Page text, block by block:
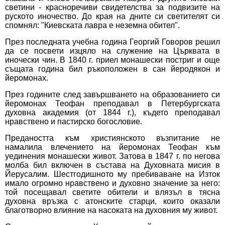
светини - красноречиви свидетелства за подвизите на
руското иночество. До края на дните си светителят си
спомнял: "Киевската лавра е неземна обител".
През последната учебна година Георгий Говоров решил
да се посвети изцяло на служение на Църквата в
иночески чин. В 1840 г. приел монашески постриг и още
същата година бил ръкоположен в сан йеродякон и
йеромонах.
През годините след завършването на образованието си
йеромонах Теофан преподавал в Петербургската
духовна академия (от 1844 г.), където преподавал
нравствено и пастирско богословие.
Предаността към християнското възпитание не
намалила влечението на йеромонах Теофан към
уединения монашески живот. Затова в 1847 г. по негова
молба бил включен в състава на Духовната мисия в
Йерусалим. Шестгодишното му пребиваване на Изток
имало огромно нравствено и духовно значение за него:
той посещавал светите обители и влязъл в тясна
духовна връзка с атонските старци, които оказали
благотворно влияние на насоката на духовния му живот.